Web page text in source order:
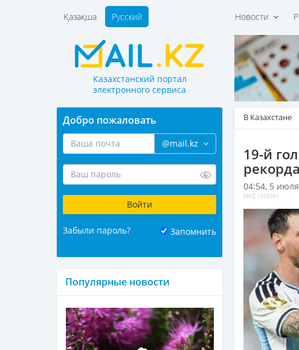
Новости
Қазақша Русский
Казахстанский портал
электронного сервиса
В Казахстане
19-й
04:54, 5
MKZ: 1554543
Добро пожаловать
@mail.kz
Забыли пароль? Запомнить
Популярные новости